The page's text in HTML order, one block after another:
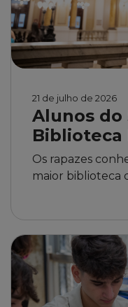
21 de julho de 2026
Alunos do
Biblioteca
Os rapazes
maior biblioteca